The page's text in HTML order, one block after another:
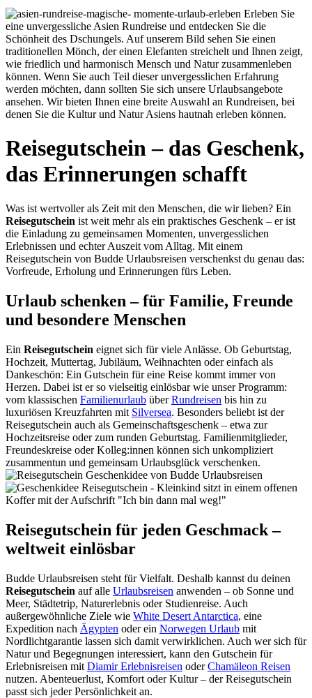
Reisegutschein – das Geschenk,
das Erinnerungen schafft
Was ist wertvoller als Zeit mit den Menschen, die wir lieben? Ein
Reisegutschein ist weit mehr als ein praktisches Geschenk – er ist
die Einladung zu gemeinsamen Momenten, unvergesslichen
Erlebnissen und echter Auszeit vom Alltag. Mit einem
Reisegutschein von Budde Urlaubsreisen verschenkst du genau das:
Vorfreude, Erholung und Erinnerungen fürs Leben.
Urlaub schenken – für Familie, Freunde
und besondere Menschen
Ein Reisegutschein eignet sich für viele Anlässe. Ob Geburtstag,
Hochzeit, Muttertag, Jubiläum, Weihnachten oder einfach als
Dankeschön: Ein Gutschein für eine Reise kommt immer von
Herzen. Dabei ist er so vielseitig einlösbar wie unser Programm:
vom klassischen Familienurlaub überRundreisen bis hin zu
luxuriösen Kreuzfahrten mit Silversea. Besonders beliebt ist der
Reisegutschein auch als Gemeinschaftsgeschenk – etwa zur
Hochzeitsreise oder zum runden Geburtstag. Familienmitglieder,
Freundeskreise oder Kolleg:innen können sich unkompliziert
zusammentun und gemeinsam Urlaubsglück verschenken.
Reisegutschein für jeden Geschmack –
weltweit einlösbar
Budde Urlaubsreisen steht für Vielfalt. Deshalb kannst du deinen
Reisegutschein auf alle Urlaubsreisen anwenden – ob Sonne und
Meer, Städtetrip, Naturerlebnis oder Studienreise. Auch
außergewöhnliche Ziele wie White Desert Antarctica, eine
Expedition nach Ägypten oder ein Norwegen Urlaub mit
Nordlichtgarantie lassen sich damit verwirklichen. Auch wer sich für
Natur und Begegnungen interessiert, kann den Gutschein für
Erlebnisreisen mit Diamir Erlebnisreisen oderChamäleon Reisen
nutzen. Abenteuerlust, Komfort oder Kultur – der Reisegutschein
passt sich jeder Persönlichkeit an.